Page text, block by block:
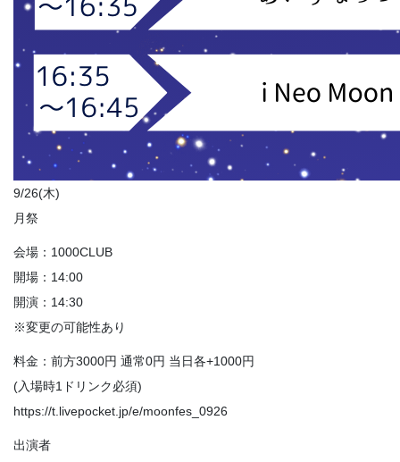
9/26(木)
月祭
会場：1000CLUB
開場：14:00
開演：14:30
※変更の可能性あり
料金：前方3000円 通常0円 当日各+1000円
(入場時1ドリンク必須)
https://t.livepocket.jp/e/moonfes_0926
出演者